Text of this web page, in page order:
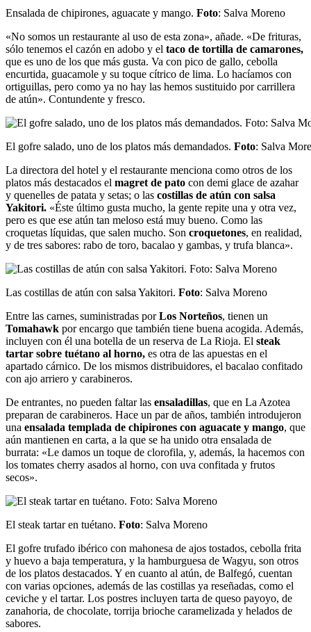
Ensalada de chipirones, aguacate y mango. Foto: Salva Moreno
«No somos un restaurante al uso de esta zona», añade. «De frituras,
sólo tenemos el cazón en adobo y el taco de tortilla de camarones,
que es uno de los que más gusta. Va con pico de gallo, cebolla
encurtida, guacamole y su toque cítrico de lima. Lo hacíamos con
ortiguillas, pero como ya no hay las hemos sustituido por carrillera
de atún». Contundente y fresco.
El gofre salado, uno de los platos más demandados. Foto: Salva
La directora del hotel y el restaurante menciona como otros de los
platos más destacados el magret de pato con demi glace de azahar
y quenelles de patata y setas; o las costillas de atún con salsa
Yakitori. «Éste último gusta mucho, la gente repite una y otra vez,
pero es que ese atún tan meloso está muy bueno. Como las
croquetas líquidas, que salen mucho. Son croquetones, en realidad,
y de tres sabores: rabo de toro, bacalao y gambas, y trufa blanca».
Las costillas de atún con salsa Yakitori. Foto: Salva Moreno
Entre las carnes, suministradas porLos Norteños, tienen un
Tomahawk por encargo que también tiene buena acogida. Además,
incluyen con él una botella de un reserva de La Rioja. El steak
tartar sobre tuétano al horno, es otra de las apuestas en el
apartado cárnico. De los mismos distribuidores, el bacalao confitado
con ajo arriero y carabineros.
De entrantes, no pueden faltar las ensaladillas, que en La Azotea
preparan de carabineros. Hace un par de años, también introdujeron
una ensalada templada de chipirones con aguacate y mango, que
aún mantienen en carta, a la que se ha unido otra ensalada de
burrata: «Le damos un toque de clorofila, y, además, la hacemos con
los tomates cherry asados al horno, con uva confitada y frutos
secos».
El steak tartar en tuétano. Foto: Salva Moreno
El gofre trufado ibérico con mahonesa de ajos tostados, cebolla frita
y huevo a baja temperatura, y la hamburguesa de Wagyu, son otros
de los platos destacados. Y en cuanto al atún, de Balfegó, cuentan
con varias opciones, además de las costillas ya reseñadas, como el
ceviche y el tartar. Los postres incluyen tarta de queso payoyo, de
zanahoria, de chocolate, torrija brioche caramelizada y helados de
sabores.